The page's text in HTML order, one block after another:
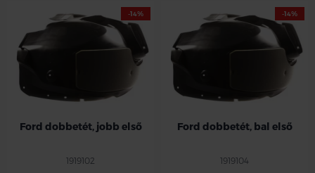
-14%
Ford dobbetét, jobb első
1919102
-14%
Ford dobbetét, bal első
1919104